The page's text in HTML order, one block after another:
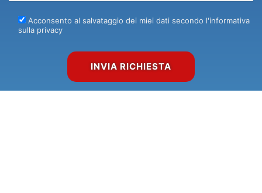
Acconsento al salvataggio dei miei dati secondo l'informativa
sulla privacy